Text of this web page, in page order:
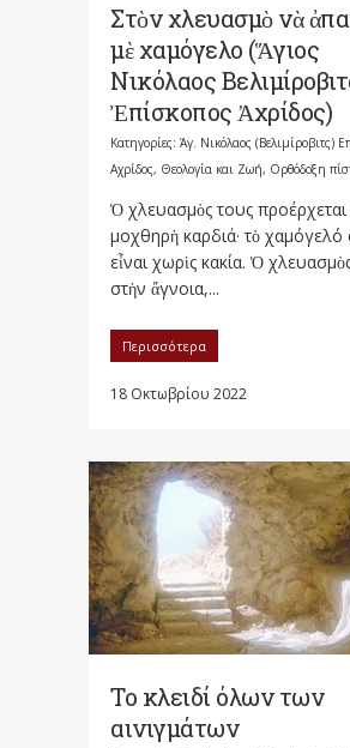
Στὸν χλευασμὸ νὰ
μὲ χαμόγελο (Ἅγιος
Νικόλαος
Ἐπίσκοπος Ἀχρίδος)
Κατηγορίες: Άγ. Νικόλαος (Βελιμίροβιτς)
Αχρίδος, Θεολογία και Ζωή, Ορθόδοξη
Ὁ χλευασμὸς τους προέρχεται
μοχθηρὴ καρδιά· τὸ χαμόγελό
εἶναι χωρὶς κακία. Ὁ
στὴν ἄγνοια,...
Περισσότερα
18 Οκτωβρίου 2022
Το κλειδί όλων των
αινιγμάτων